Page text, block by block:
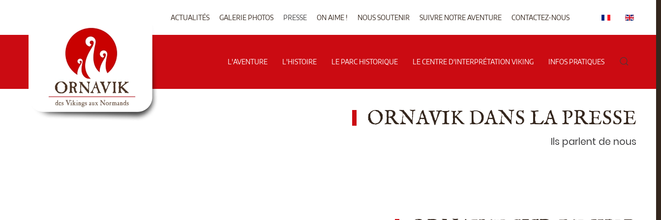
ACTUALITÉS GALERIE PHOTOS PRESSE ON AIME ! NOUS SOUTENIR SUIVRE NOTRE AVENTURE CONTACTEZ-NOUS
L'AVENTURE L'HISTOIRE LE PARC HISTORIQUE LE CENTRE D'INTERPRÉTATION VIKING INFOS PRATIQUES
ORNAVIK DANS LA PRESSE
Ils parlent de nous